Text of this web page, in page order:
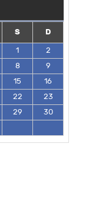
S
D
1
2
8
9
15
16
22
23
29
30